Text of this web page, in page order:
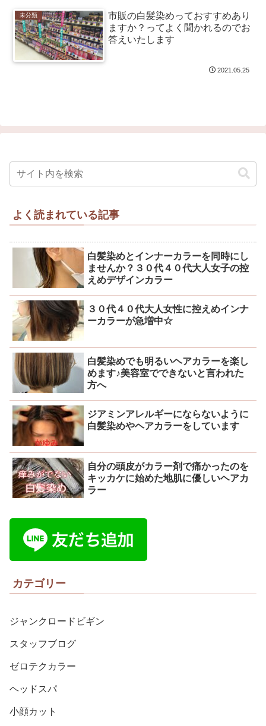
未分類
市販の白髪染めっておすすめあり
ますか？ってよく聞かれるのでお
答えいたします
2021.05.25
よく読まれている記事
白髪染めとインナーカラーを同時にし
ませんか？３０代４０代大人女子の控
えめデザインカラー
３０代４０代大人女性に控えめインナ
ーカラーが急増中☆
白髪染めでも明るいヘアカラーを楽し
めます♪美容室でできないと言われた
方へ
ジアミンアレルギーにならないように
白髪染めやヘアカラーをしています
自分の頭皮がカラー剤で痛かったのを
キッカケに始めた地肌に優しいヘアカ
ラー
カテゴリー
ジャンクロードビギン
スタッフブログ
ゼロテクカラー
ヘッドスパ
小顔カット